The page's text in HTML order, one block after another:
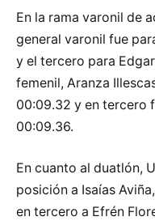
En la rama varonil de
general varonil fue
y el tercero para
femenil, Aranza
00:09.32 y en tercero
00:09.36.
En cuanto al duatlón,
posición a Isaías
en tercero a Efrén